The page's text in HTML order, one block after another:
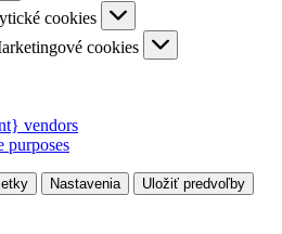
cookies
cookies
vendors
purposes
Nastavenia Uložiť predvoľby